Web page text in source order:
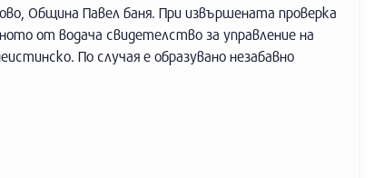
Община Павел баня. При извършената проверка
от водача свидетелство за управление на
По случая е образувано незабавно